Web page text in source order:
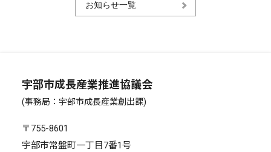
お知らせ一覧
宇部市成長産業推進協議会
(事務局：宇部市成長産業創出課)
〒755-8601
宇部市常盤町一丁目7番1号